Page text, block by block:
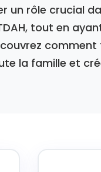
un rôle crucial
tout en
la famille et